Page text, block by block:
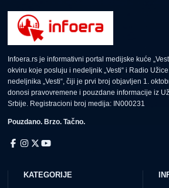
Infoera.rs je informativni portal medijske kuće
okviru koje posluju i nedeljnik „Vesti“ i Radio
nedeljnika „Vesti“, čiji je prvi broj objavljen 1.
donosi pravovremene i pouzdane informacije iz
Srbije. Registracioni broj medija: IN000231
Pouzdano. Brzo. Tačno.
KATEGORIJE